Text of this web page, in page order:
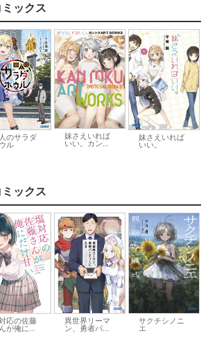
ックス
のサラダ
ル
妹さえいれば
いい。カン...
妹さえいれば
いい。
ックス
応の佐藤
が俺に...
異世界リーマ
ン、勇者パ...
サクチシノニ
エ